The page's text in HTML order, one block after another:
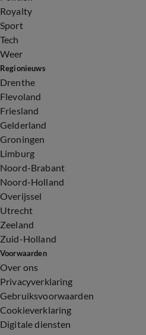
Royalty
Sport
Tech
Weer
Regionieuws
Drenthe
Flevoland
Friesland
Gelderland
Groningen
Limburg
Noord-Brabant
Noord-Holland
Overijssel
Utrecht
Zeeland
Zuid-Holland
Voorwaarden
Over ons
Privacyverklaring
Gebruiksvoorwaarden
Cookieverklaring
Digitale diensten